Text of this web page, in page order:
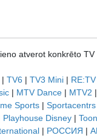
atverot konkrēto
| TV6 | TV3 Mini | RE:TV
| MTV Dance | MTV2 |
Sports | Sportacentrs
Playhouse Disney |
| РОССИЯ |